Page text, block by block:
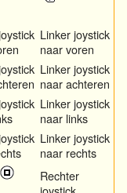
Linker joystick
naar voren
Linker joystick
naar achteren
Linker joystick
naar links
Linker joystick
naar rechts
Rechter